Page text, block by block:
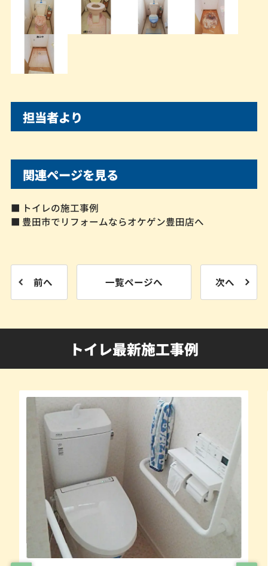
担当者より
関連ページを見る
■ トイレの施工事例
■ 豊田市でリフォームならオケゲン豊田店へ
前へ 一覧ページへ 次へ
トイレ最新施工事例